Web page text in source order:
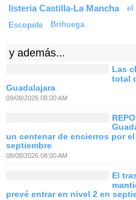
listeria Castilla-La Mancha
el
Escopete Brihuega
y además...
Las
total
Guadalajara
09/08/2026 08:00 AM
un centenar de encierros por
septiembre
08/08/2026 08:00 AM
El
prevé entrar en nivel 2 en